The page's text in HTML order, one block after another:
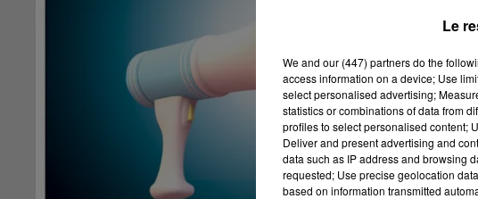
Le
We and our (447) partnersdo the
access information on a device; Use
select personalised advertising;
statistics or combinations of data from
profiles to select personalised content;
Deliver and present advertising and
data such as IP address and browsing
requested; Use precise geolocation
based on information transmitted